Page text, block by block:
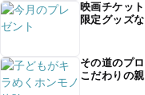
映画チケッ
限定グッズ
その道のプ
こだわりの